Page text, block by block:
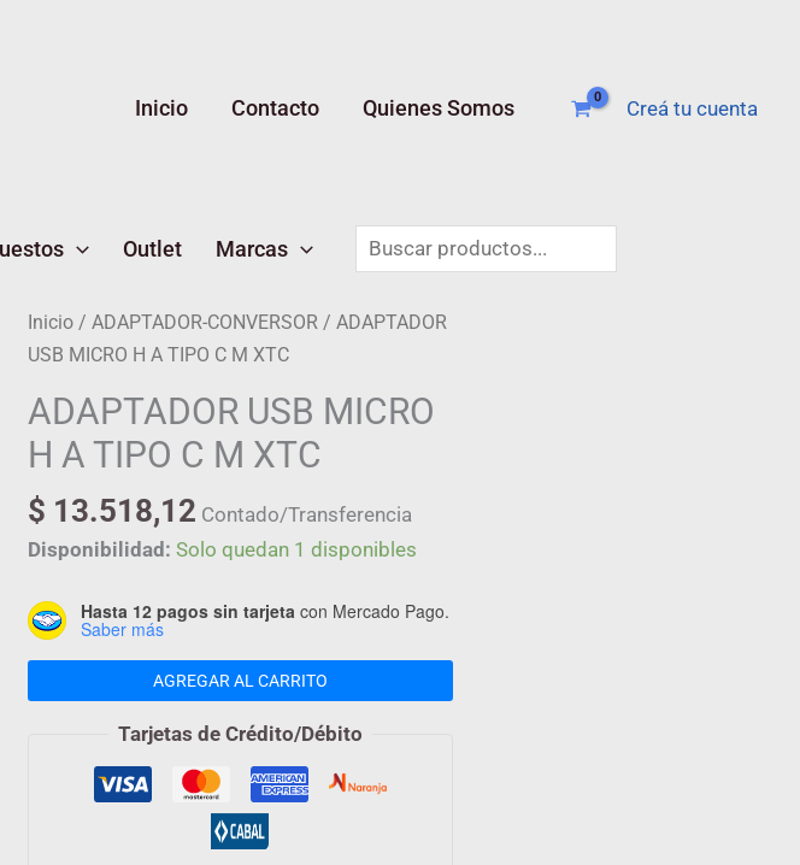
Inicio Contacto Quienes Somos Creá tu cuenta
Outlet Marcas
Buscar
Inicio/ ADAPTADOR-CONVERSOR/ ADAPTADOR
USB MICRO H A TIPO C M XTC
ADAPTADOR USB MICRO
H A TIPO C M XTC
$ 13.518,12 Contado/Transferencia
Disponibilidad: Solo quedan 1 disponibles
Hasta 12 pagos sin tarjetacon Mercado Pago.
Saber más
ADAPTADOR
USB
H
A
C
M
cantidad
AGREGAR AL CARRITO
Tarjetas de Crédito/Débito